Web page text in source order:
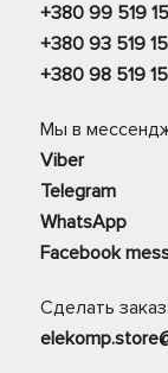
+380 99 519
+380 93 519
+380 98 519
Мы в
Viber
Telegram
WhatsApp
Facebook
Сделать заказ: